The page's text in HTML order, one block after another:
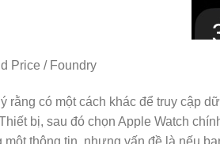
Price / Foundry
rằng có một cách khác để truy cập
bị, sau đó chọn Apple Watch